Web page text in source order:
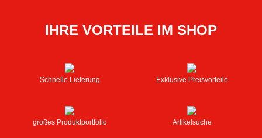
IHRE VORTEILE IM SHOP
Schnelle Lieferung Exklusive Preisvorteile
großes Produktportfolio Artikelsuche